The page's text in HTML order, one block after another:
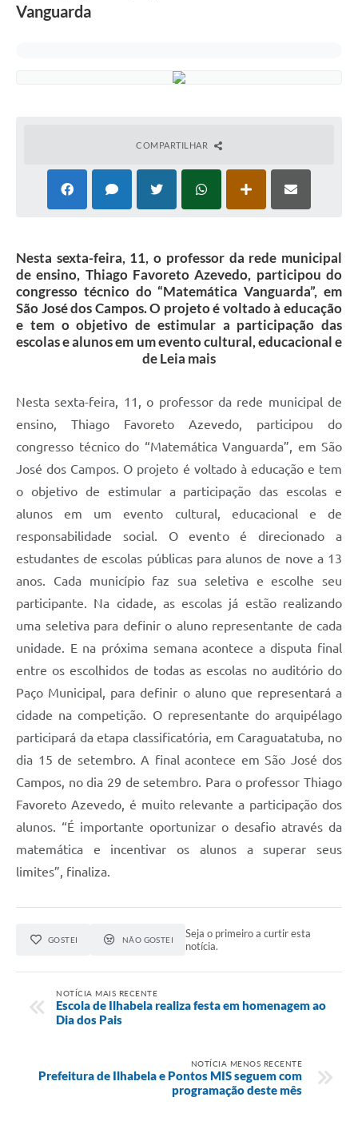
Vanguarda
COMPARTILHAR
Nesta sexta-feira, 11, o professor da rede municipal
de ensino, Thiago Favoreto Azevedo, participou do
congresso técnico do “Matemática Vanguarda”, em
São José dos Campos. O projeto é voltado à educação
e tem o objetivo de estimular a participação das
escolas e alunos em um evento cultural, educacional e
de Leia mais
Nesta sexta-feira, 11, o professor da rede municipal de
ensino, Thiago Favoreto Azevedo, participou do
congresso técnico do “Matemática Vanguarda”, em São
José dos Campos. O projeto é voltado à educação e tem
o objetivo de estimular a participação das escolas e
alunos em um evento cultural, educacional e de
responsabilidade social. O evento é direcionado a
estudantes de escolas públicas para alunos de nove a 13
anos. Cada município faz sua seletiva e escolhe seu
participante. Na cidade, as escolas já estão realizando
uma seletiva para definir o aluno representante de cada
unidade. E na próxima semana acontece a disputa final
entre os escolhidos de todas as escolas no auditório do
Paço Municipal, para definir o aluno que representará a
cidade na competição. O representante do arquipélago
participará da etapa classificatória, em Caraguatatuba, no
dia 15 de setembro. A final acontece em São José dos
Campos, no dia 29 de setembro. Para o professor Thiago
Favoreto Azevedo, é muito relevante a participação dos
alunos. “É importante oportunizar o desafio através da
matemática e incentivar os alunos a superar seus
limites”, finaliza.
GOSTEI NÃO GOSTEI
Seja o primeiro a curtir esta
notícia.
NOTÍCIA MAIS RECENTE
Escola de Ilhabela realiza festa em homenagem ao
Dia dos Pais
NOTÍCIA MENOS RECENTE
Prefeitura de Ilhabela e Pontos MIS seguem com
programação deste mês